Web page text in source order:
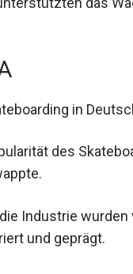
in
des
Industrie
und geprägt.